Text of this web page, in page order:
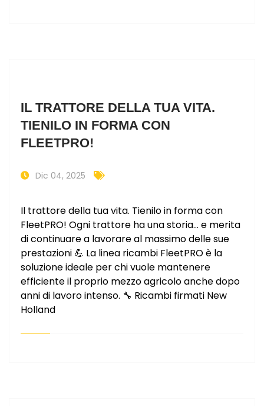
IL TRATTORE DELLA TUA VITA.
TIENILO IN FORMA CON
FLEETPRO!
Dic 04, 2025
Il trattore della tua vita. Tienilo in forma con
FleetPRO! Ogni trattore ha una storia… e merita
di continuare a lavorare al massimo delle sue
prestazioni 💪 La linea ricambi FleetPRO è la
soluzione ideale per chi vuole mantenere
efficiente il proprio mezzo agricolo anche dopo
anni di lavoro intenso. 🔧 Ricambi firmati New
Holland